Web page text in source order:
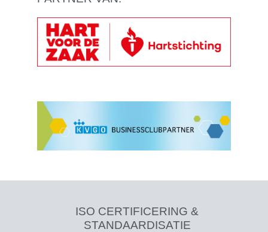
ISO CERTIFICERING &
STANDAARDISATIE